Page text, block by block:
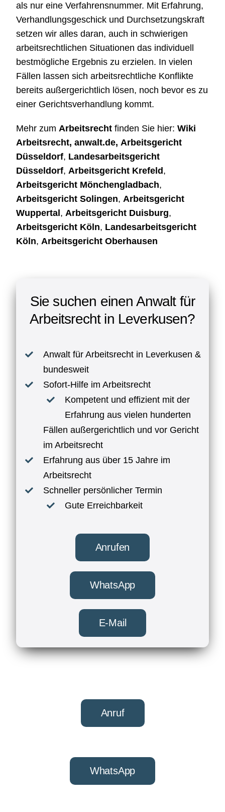
als nur eine Verfahrensnummer. Mit Erfahrung,
Verhandlungsgeschick und Durchsetzungskraft
setzen wir alles daran, auch in schwierigen
arbeitsrechtlichen Situationen das individuell
bestmögliche Ergebnis zu erzielen. In vielen
Fällen lassen sich arbeitsrechtliche Konflikte
bereits außergerichtlich lösen, noch bevor es zu
einer Gerichtsverhandlung kommt.
Mehr zum Arbeitsrechtfinden Sie hier: Wiki
Arbeitsrecht, anwalt.de, Arbeitsgericht
Düsseldorf, Landesarbeitsgericht
Düsseldorf, Arbeitsgericht Krefeld ,
Arbeitsgericht Mönchengladbach,
Arbeitsgericht Solingen, Arbeitsgericht
Wuppertal , Arbeitsgericht Duisburg,
Arbeitsgericht Köln, Landesarbeitsgericht
Köln, Arbeitsgericht Oberhausen
Sie suchen einen Anwalt für
Arbeitsrecht in Leverkusen?
Anwalt für Arbeitsrecht in Leverkusen &
bundesweit
Sofort-Hilfe im Arbeitsrecht
Kompetent und effizient mit der
Erfahrung aus vielen hunderten
Fällen außergerichtlich und vor Gericht
im Arbeitsrecht
Erfahrung aus über 15 Jahre im
Arbeitsrecht
Schneller persönlicher Termin
Gute Erreichbarkeit
Anrufen
WhatsApp
E-Mail
Anruf
WhatsApp